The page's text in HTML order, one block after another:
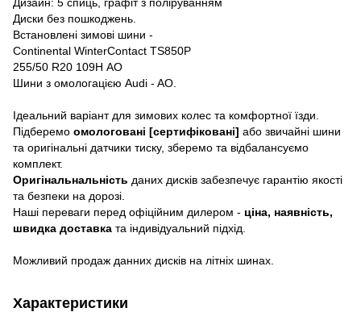
Диски без пошкоджень.
Встановлені зимові шини -
Continental WinterContact TS850P
255/50 R20 109H AO
Шини з омологацією Audi - AO.
Ідеальний варіант для зимових колес та комфортної їзди.
Підберемо омологовані [сертифіковані] або звичайні шини
та оригінальні датчики тиску, зберемо та відбалансуємо
комплект.
Оригінальнальність даних дисків забезпечує гарантію якості
та безпеки на дорозі.
Наші переваги перед офіційним дилером - ціна, наявність,
швидка доставка та індивідуальний підхід.
Можливий продаж данних дисків на літніх шинах.
Характеристики